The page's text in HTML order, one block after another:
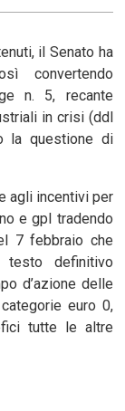
il Senato ha
convertendo
n. 5, recante
in crisi (ddl
la questione di
agli incentivi per
e gpl tradendo
7 febbraio che
definitivo
d’azione delle
euro 0,
tutte le altre